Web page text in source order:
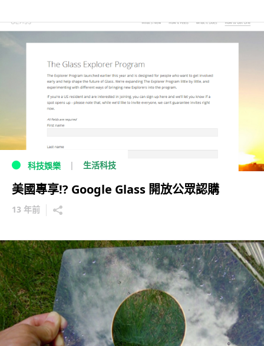
科技娛樂 生活科技
美國專享!? Google Glass 開放公眾認購
13 年前